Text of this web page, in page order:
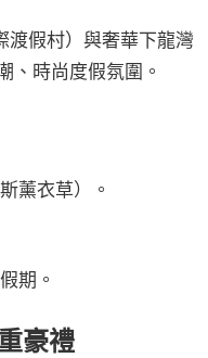
渡假村）與奢華下龍灣
、時尚度假氛圍。
薰衣草）。
期。
豪禮